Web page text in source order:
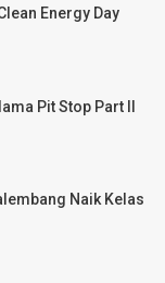
Energy Day
Pit Stop Part II
Naik Kelas